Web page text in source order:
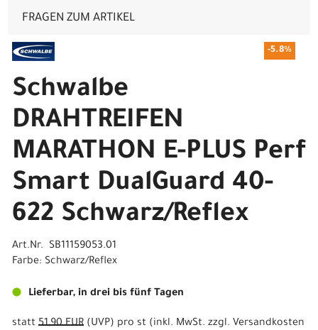
FRAGEN ZUM ARTIKEL
-5.8%
Schwalbe
DRAHTREIFEN
MARATHON E-PLUS Perf
Smart DualGuard 40-
622 Schwarz/Reflex
Art.Nr. SB11159053.01
Farbe: Schwarz/Reflex
Lieferbar, in drei bis fünf Tagen
statt 51,90 EUR (UVP) pro st (inkl. MwSt. zzgl. Versandkosten